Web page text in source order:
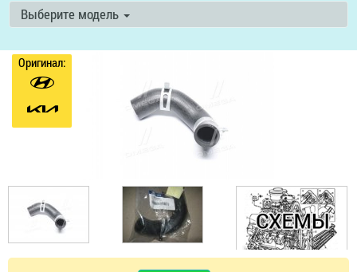
Выберите модель
Оригинал: